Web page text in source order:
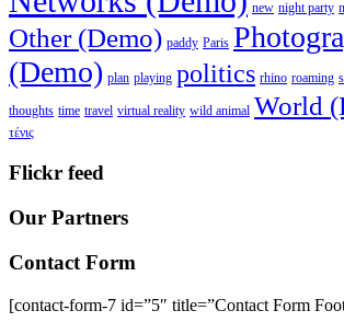
new night party
Other (Demo) paddy Paris
(Demo) plan playing politics rhino roaming
thoughts time travel virtual reality wild animal World
τένις
Flickr feed
Our Partners
Contact Form
[contact-form-7 id=”5″ title=”Contact Form